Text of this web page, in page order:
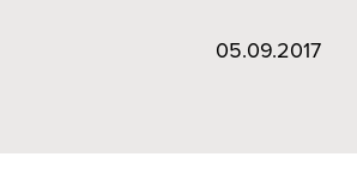
05.09.2017